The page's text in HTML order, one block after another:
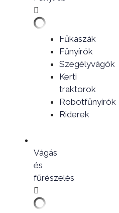
Fűkaszák
Fűnyírók
Szegélyvágók
Kerti
traktorok
Robotfűnyírók
Riderek
Vágás
és
fűrészelés